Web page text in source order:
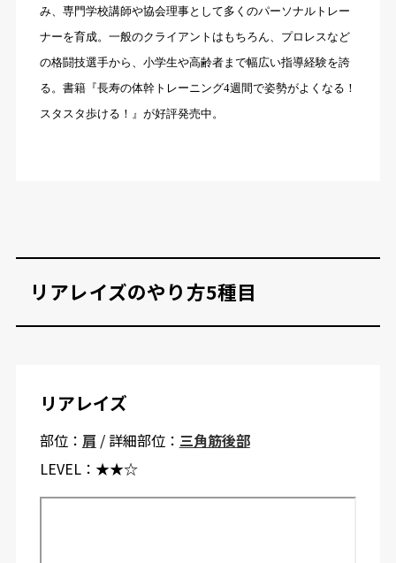
み、専門学校講師や協会理事として多くのパーソナルトレー
ナーを育成。一般のクライアントはもちろん、プロレスなど
の格闘技選手から、小学生や高齢者まで幅広い指導経験を誇
る。書籍『長寿の体幹トレーニング4週間で姿勢がよくなる！
スタスタ歩ける！』が好評発売中。
リアレイズのやり方5種目
リアレイズ
部位： 肩 / 詳細部位： 三角筋後部
LEVEL： ★★☆